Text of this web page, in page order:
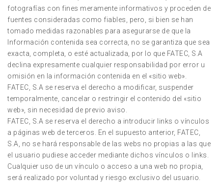
fotografías con fines meramente informativos y proceden de
fuentes consideradas como fiables, pero, si bien se han
tomado medidas razonables para asegurarse de que la
Información contenida sea correcta, no se garantiza que sea
exacta, completa, o esté actualizada, por lo que FATEC, S.A
declina expresamente cualquier responsabilidad por error u
omisión en la información contenida en el «sitio web».
FATEC, S.A se reserva el derecho a modificar, suspender
temporalmente, cancelar o restringir el contenido del «sitio
web», sin necesidad de previo aviso.
FATEC, S.A se reserva el derecho a introducir links o vínculos
a páginas web de terceros. En el supuesto anterior, FATEC,
S.A, no se hará responsable de las webs no propias a las que
el usuario pudiese acceder mediante dichos vínculos o links.
Cualquier uso de un vínculo o acceso a una web no propia,
será realizado por voluntad y riesgo exclusivo del usuario.